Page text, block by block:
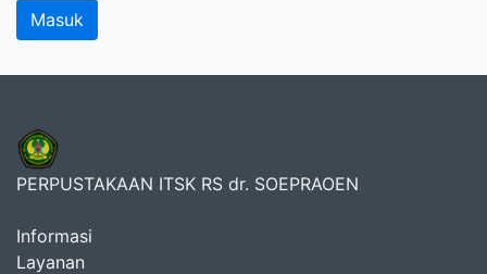
PERPUSTAKAAN ITSK RS dr. SOEPRAOEN
Informasi
Layanan